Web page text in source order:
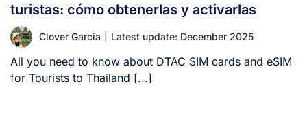
turistas: cómo obtenerlas y activarlas
Clover Garcia Latest update: December 2025
All you need to know about DTAC SIM cards and eSIM
for Tourists to Thailand [...]